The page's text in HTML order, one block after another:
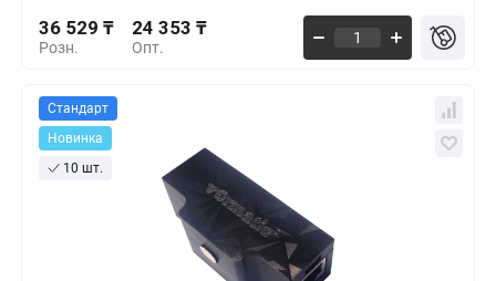
Розн.
36 529 ₸
Опт.
24 353 ₸
Стандарт
Новинка
10 шт.